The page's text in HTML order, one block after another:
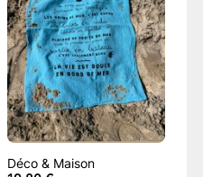
Déco & Maison